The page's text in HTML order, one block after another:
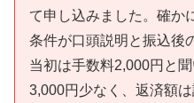
て申し込みました。確か
条件が口頭説明と振込後
当初は手数料2,000円と
3,000円少なく、返済額